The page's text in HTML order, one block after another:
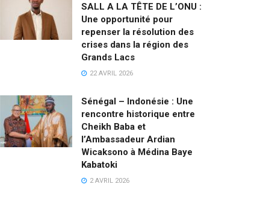
SALL A LA TÊTE DE L’ONU :
Une opportunité pour
repenser la résolution des
crises dans la région des
Grands Lacs
22 AVRIL 2026
Sénégal – Indonésie : Une
rencontre historique entre
Cheikh Baba et
l’Ambassadeur Ardian
Wicaksono à Médina Baye
Kabatoki
2 AVRIL 2026